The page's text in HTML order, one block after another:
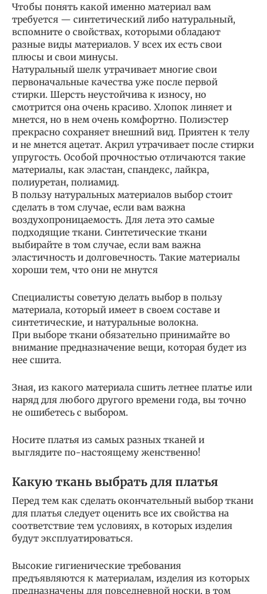
Чтобы понять какой именно материал вам
требуется — синтетический либо натуральный,
вспомните о свойствах, которыми обладают
разные виды материалов. У всех их есть свои
плюсы и свои минусы.
Натуральный шелк утрачивает многие свои
первоначальные качества уже после первой
стирки. Шерсть неустойчива к износу, но
смотрится она очень красиво. Хлопок линяет и
мнется, но в нем очень комфортно. Полиэстер
прекрасно сохраняет внешний вид. Приятен к телу
и не мнется ацетат. Акрил утрачивает после стирки
упругость. Особой прочностью отличаются такие
материалы, как эластан, спандекс, лайкра,
полиуретан, полиамид.
В пользу натуральных материалов выбор стоит
сделать в том случае, если вам важна
воздухопроницаемость. Для лета это самые
подходящие ткани. Синтетические ткани
выбирайте в том случае, если вам важна
эластичность и долговечность. Такие материалы
хороши тем, что они не мнутся
Специалисты советую делать выбор в пользу
материала, который имеет в своем составе и
синтетические, и натуральные волокна.
При выборе ткани обязательно принимайте во
внимание предназначение вещи, которая будет из
нее сшита.
Зная, из какого материала сшить летнее платье или
наряд для любого другого времени года, вы точно
не ошибетесь с выбором.
Носите платья из самых разных тканей и
выглядите по-настоящему женственно!
Какую ткань выбрать для платья
Перед тем как сделать окончательный выбор ткани
для платья следует оценить все их свойства на
соответствие тем условиях, в которых изделия
будут эксплуатироваться.
Высокие гигиенические требования
предъявляются к материалам, изделия из которых
предназначены для повседневной носки, в том